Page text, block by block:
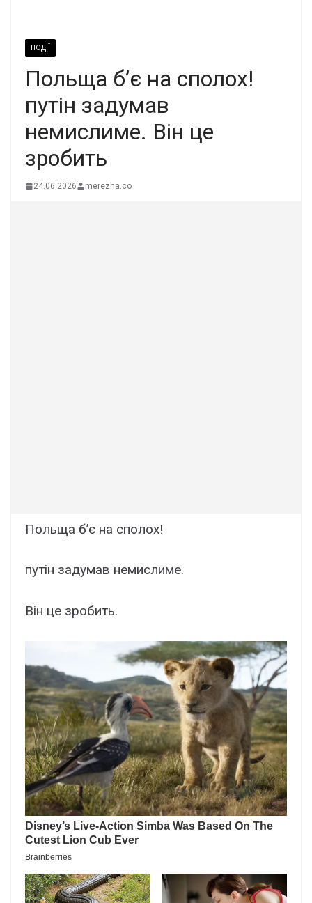
ПОДІЇ
Пoльща б’є на сполох!
пyтін задумав
немиcлиме. Він це
зpобить
24.06.2026 merezha.co
Польща б’є на сполох!
путін задумав немислиме.
Він це зробить.